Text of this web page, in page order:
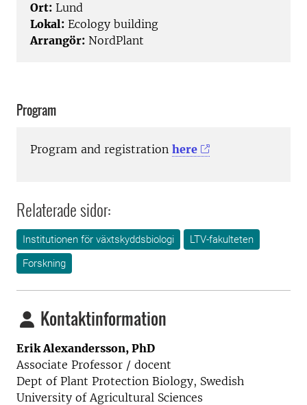
Ort: Lund
Lokal: Ecology building
Arrangör: NordPlant
Program
Program and registration here
Relaterade sidor:
Institutionen för växtskyddsbiologi
LTV-fakulteten
Forskning
Kontaktinformation
Erik Alexandersson, PhD
Associate Professor / docent
Dept of Plant Protection Biology, Swedish
University of Agricultural Sciences